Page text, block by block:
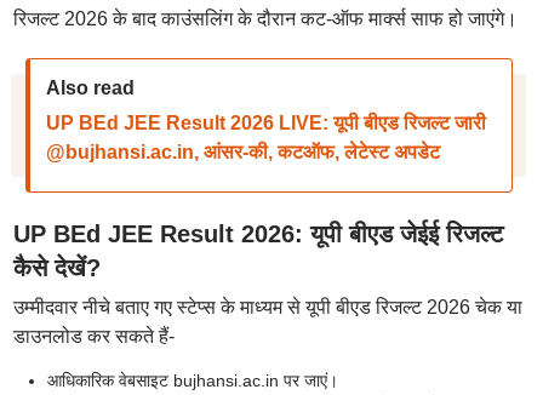
रिजल्ट 2026 के बाद काउंसलिंग के दौरान कट-ऑफ मार्क्स साफ हो जाएंगे।
Also read
UP BEd JEE Result 2026 LIVE: यूपी बीएड रिजल्ट जारी
@bujhansi.ac.in, आंसर-की, कटऑफ, लेटेस्ट अपडेट
UP BEd JEE Result 2026: यूपी बीएड जेईई रिजल्ट
कैसे देखें?
उम्मीदवार नीचे बताए गए स्टेप्स के माध्यम से यूपी बीएड रिजल्ट 2026 चेक या
डाउनलोड कर सकते हैं-
आधिकारिक वेबसाइट bujhansi.ac.in पर जाएं।